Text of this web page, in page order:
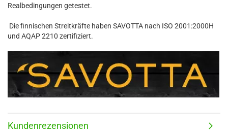
Realbedingungen getestet.
Die finnischen Streitkräfte haben SAVOTTA nach ISO 2001:2000H
und AQAP 2210 zertifiziert.
Kundenrezensionen